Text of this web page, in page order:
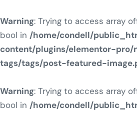
Warning: Trying to access array
bool in /home/condell/
content/plugins/elementor-pro/
tags/tags/post-featured-
Warning: Trying to access array
bool in /home/condell/